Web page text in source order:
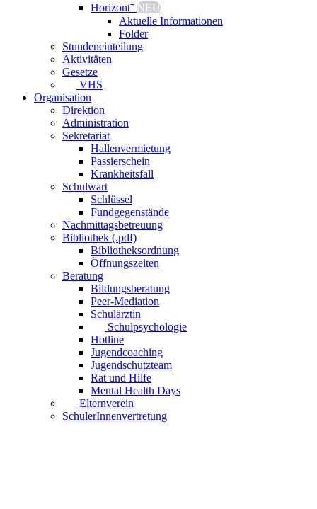
Horizont⁺ NEU
Aktuelle Informationen
Folder
Stundeneinteilung
Aktivitäten
Gesetze
VHS
Organisation
Direktion
Administration
Sekretariat
Hallenvermietung
Passierschein
Krankheitsfall
Schulwart
Schlüssel
Fundgegenstände
Nachmittagsbetreuung
Bibliothek (.pdf)
Bibliotheksordnung
Öffnungszeiten
Beratung
Bildungsberatung
Peer-Mediation
Schulärztin
Schulpsychologie
Hotline
Jugendcoaching
Jugendschutzteam
Rat und Hilfe
Mental Health Days
Elternverein
SchülerInnenvertretung